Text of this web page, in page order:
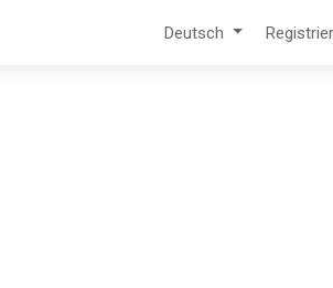
Deutsch